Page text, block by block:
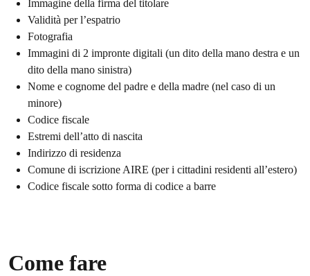
Immagine della firma del titolare
Validità per l’espatrio
Fotografia
Immagini di 2 impronte digitali (un dito della mano destra e un
dito della mano sinistra)
Nome e cognome del padre e della madre (nel caso di un
minore)
Codice fiscale
Estremi dell’atto di nascita
Indirizzo di residenza
Comune di iscrizione AIRE (per i cittadini residenti all’estero)
Codice fiscale sotto forma di codice a barre
Come fare